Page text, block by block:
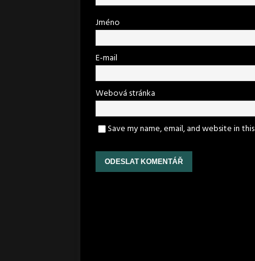
Jméno
E-mail
Webová stránka
Save my name, email, and website in